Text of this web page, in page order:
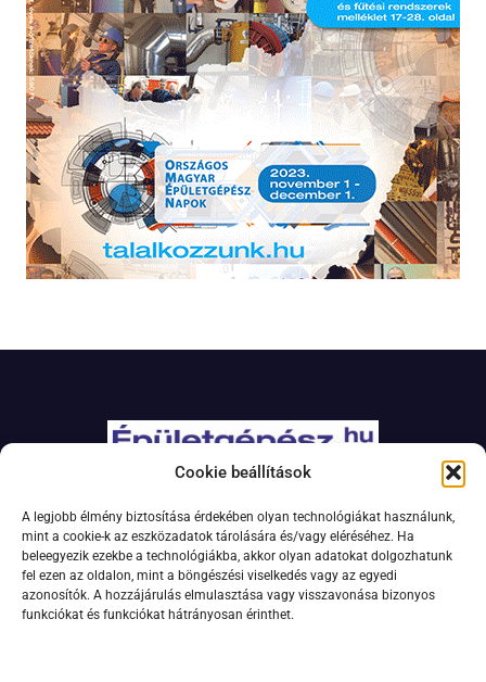
Cookie beállítások
A legjobb élmény biztosítása érdekében olyan technológiákat használunk,
mint a cookie-k az eszközadatok tárolására és/vagy eléréséhez. Ha
beleegyezik ezekbe a technológiákba, akkor olyan adatokat dolgozhatunk
fel ezen az oldalon, mint a böngészési viselkedés vagy az egyedi
azonosítók. A hozzájárulás elmulasztása vagy visszavonása bizonyos
funkciókat és funkciókat hátrányosan érinthet.
Adatkezelési szabályzat
Jogi nyilatkozat
Kapcsolat
Impresszum